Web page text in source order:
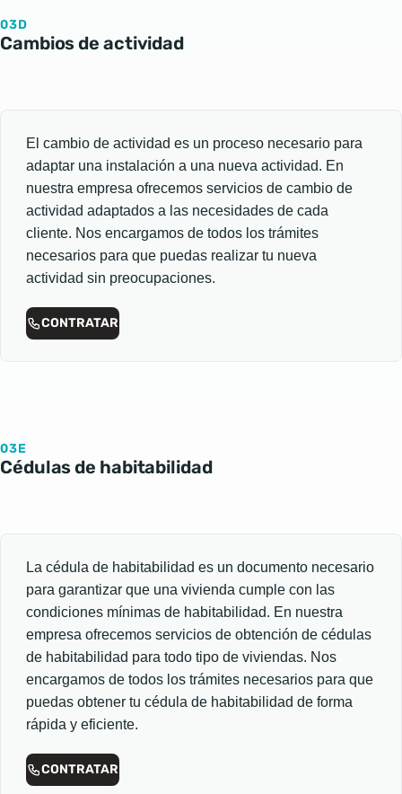
03D
Cambios de actividad
El cambio de actividad es un proceso necesario para
adaptar una instalación a una nueva actividad. En
nuestra empresa ofrecemos servicios de cambio de
actividad adaptados a las necesidades de cada
cliente. Nos encargamos de todos los trámites
necesarios para que puedas realizar tu nueva
actividad sin preocupaciones.
CONTRATAR
03E
Cédulas de habitabilidad
La cédula de habitabilidad es un documento necesario
para garantizar que una vivienda cumple con las
condiciones mínimas de habitabilidad. En nuestra
empresa ofrecemos servicios de obtención de cédulas
de habitabilidad para todo tipo de viviendas. Nos
encargamos de todos los trámites necesarios para que
puedas obtener tu cédula de habitabilidad de forma
rápida y eficiente.
CONTRATAR